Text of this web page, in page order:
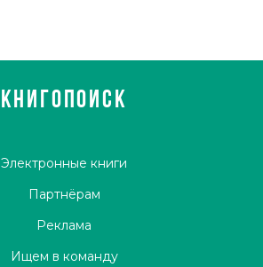
КНИГОПОИСК
Электронные книги
Партнёрам
Реклама
Ищем в команду